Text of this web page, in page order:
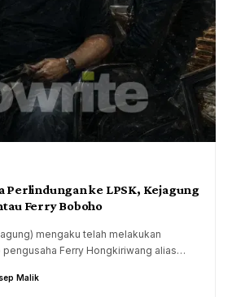
Perlindungan ke LPSK, Kejagung
Ferry Boboho
mengaku telah melakukan
pengusaha Ferry Hongkiriwang alias…
Malik